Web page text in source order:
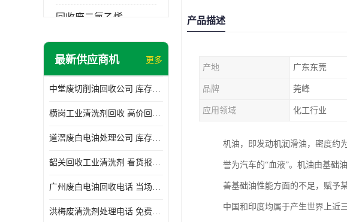
回收废二氯乙烯
回收废清洗剂
回收废三氯乙烯
回收废清洗液
最新供应商机 更多
中堂废切削油回收公司 库存积压回收 义乌市永峰贸易商行
横岗工业清洗剂回收 高价回收 量大量小均可
道滘废白电油处理公司 库存积压回收 量大量小均可
韶关回收工业清洗剂 看货报价 欢迎电话咨询
广州废白电油回收电话 当场结算 现款结算
洪梅废清洗剂处理电话 免费估价 大量尾货回收
产品描述
产地 广东东莞
品牌 莞峰
应用领域 化工行业
机油，即发动机润滑油，密度约
誉为汽车的“血液”。机油由基础
善基础油性能方面的不足，赋予
中国和印度均属于产生世界上近